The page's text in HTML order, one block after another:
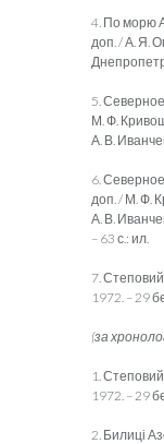
4. По морю
доп. /А. Я.
5.
М. Ф.
А. В.
6.
доп. / М. Ф.
А. В.
– 63 с.: ил.
7. Степовий
1972. – 29
(за
1.
1972. – 29
2. Билиці